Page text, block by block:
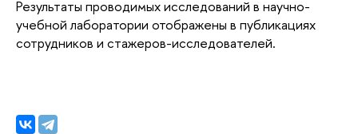
Результаты проводимых исследований в научно-
учебной лаборатории отображены в публикациях
сотрудников и стажеров-исследователей.